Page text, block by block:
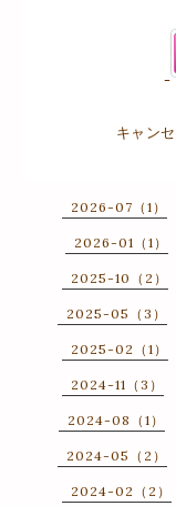
キャン
2026-07（1）
2026-01（1）
2025-10（2）
2025-05（3）
2025-02（1）
2024-11（3）
2024-08（1）
2024-05（2）
2024-02（2）